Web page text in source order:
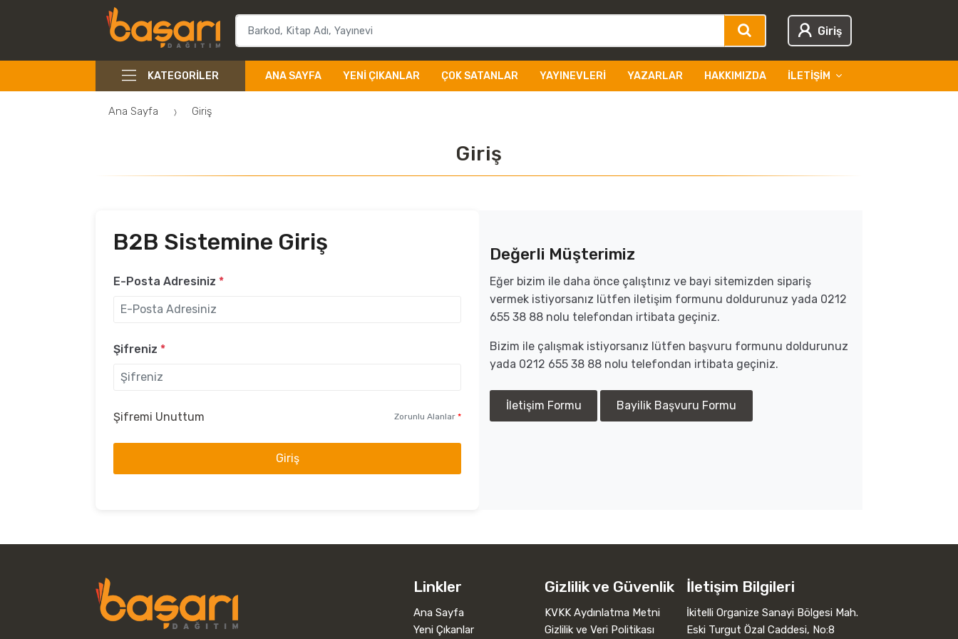
Giriş
KATEGORILER ANA SAYFA YENI ÇIKANLAR ÇOK SATANLAR YAYINEVLERI YAZARLAR HAKKIMIZDA İLETIŞIM
Ana Sayfa Giriş
Giriş
B2B Sistemine Giriş
E-Posta Adresiniz*
Şifreniz*
Şifremi Unuttum Zorunlu Alanlar *
Giriş
Değerli Müşterimiz
Eğer bizim ile daha önce çalıştınız ve bayi sitemizden sipariş
vermek istiyorsanız lütfen iletişim formunu doldurunuz yada 0212
655 38 88 nolu telefondan irtibata geçiniz.
Bizim ile çalışmak istiyorsanız lütfen başvuru formunu doldurunuz
yada 0212 655 38 88 nolu telefondan irtibata geçiniz.
İletişim Formu Bayilik Başvuru Formu
Linkler
Ana Sayfa
Yeni Çıkanlar
Gizlilik ve Güvenlik
KVKK Aydınlatma Metni
Gizlilik ve Veri Politikası
İletişim Bilgileri
İkitelli Organize Sanayi Bölgesi Mah.
Eski Turgut Özal Caddesi, No:8